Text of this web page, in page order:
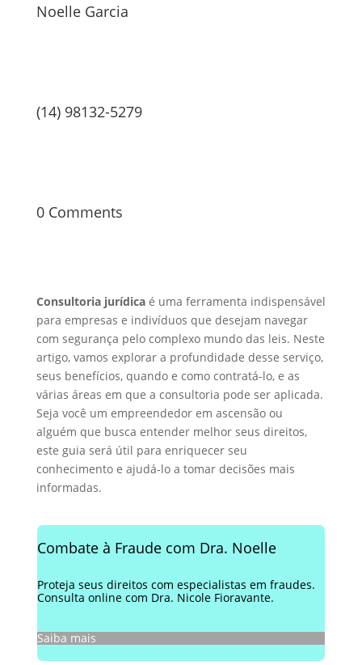
Noelle Garcia
(14) 98132-5279
0 Comments
Consultoria jurídicaé uma ferramenta indispensável
para empresas e indivíduos que desejam navegar
com segurança pelo complexo mundo das leis. Neste
artigo, vamos explorar a profundidade desse serviço,
seus benefícios, quando e como contratá-lo, e as
várias áreas em que a consultoria pode ser aplicada.
Seja você um empreendedor em ascensão ou
alguém que busca entender melhor seus direitos,
este guia será útil para enriquecer seu
conhecimento e ajudá-lo a tomar decisões mais
informadas.
Combate à Fraude com Dra. Noelle
Proteja seus direitos com especialistas em fraudes.
Consulta online com Dra. Nicole Fioravante.
Saiba mais